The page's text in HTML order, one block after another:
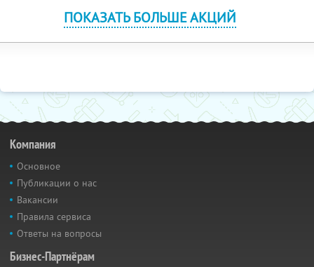
ПОКАЗАТЬ БОЛЬШЕ АКЦИЙ
Компания
Основное
Публикации о нас
Вакансии
Правила сервиса
Ответы на вопросы
Бизнес-Партнёрам